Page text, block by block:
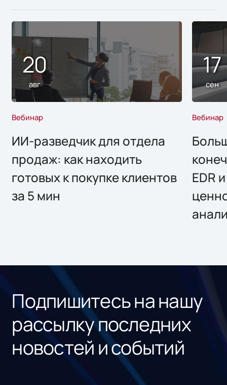
20
авг
Вебинар
ИИ-разведчик для отдела
продаж: как находить
готовых к покупке клиентов
за 5 мин
17
сен
Вебинар
EDR
Подпишитесь на нашу
рассылку последних
новостей и событий